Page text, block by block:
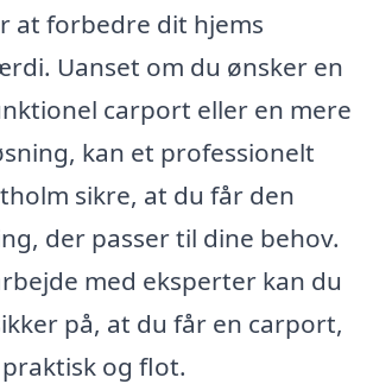
at forbedre dit hjems
Uanset om du ønsker en
carport eller en mere
kan et professionelt
sikre, at du får den
der passer til dine behov.
med eksperter kan du
på, at du får en carport,
og flot.